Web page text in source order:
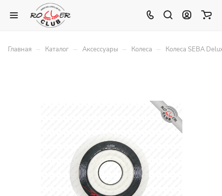
Главная – Каталог – Аксессуары – Колеса – Колеса SEBA